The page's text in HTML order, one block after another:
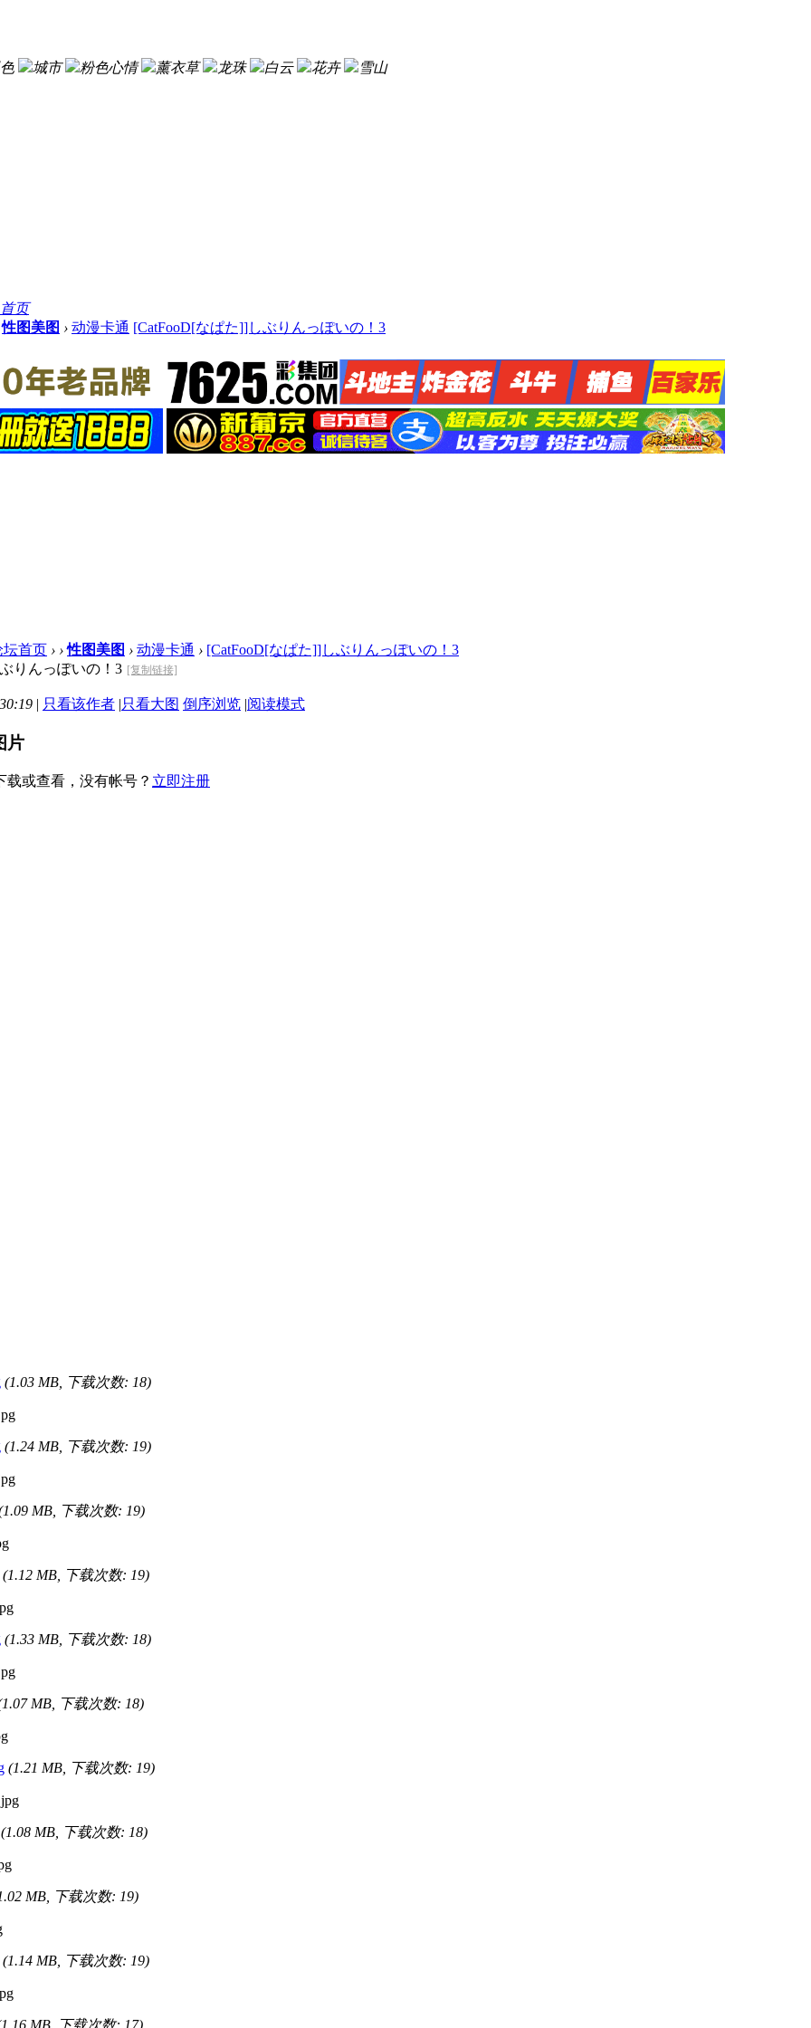
城市 粉色心情 薰衣草 龙珠 白云 花卉 雪山
首页
性图美图 › 动漫卡通 [CatFooD[なぱた]]しぶりんっぽいの！3
坛首页 › › 性图美图 › 动漫卡通 › [CatFooD[なぱた]]しぶりんっぽいの！3
りんっぽいの！3 [复制链接]
| 只看该作者 |只看大图 倒序浏览 |阅读模式
片
载或查看，没有帐号？ 立即注册
(1.03 MB, 下载次数: 18)
(1.24 MB, 下载次数: 19)
MB, 下载次数: 19)
(1.12 MB, 下载次数: 19)
(1.33 MB, 下载次数: 18)
MB, 下载次数: 18)
(1.21 MB, 下载次数: 19)
(1.08 MB, 下载次数: 18)
MB, 下载次数: 19)
(1.14 MB, 下载次数: 19)